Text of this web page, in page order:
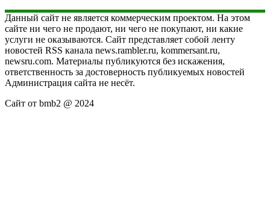
Данный сайт не является коммерческим проектом. На этом
сайте ни чего не продают, ни чего не покупают, ни какие
услуги не оказываются. Сайт представляет собой ленту
новостей RSS канала news.rambler.ru, kommersant.ru,
newsru.com. Материалы публикуются без искажения,
ответственность за достоверность публикуемых новостей
Администрация сайта не несёт.
Сайт от bmb2 @ 2024